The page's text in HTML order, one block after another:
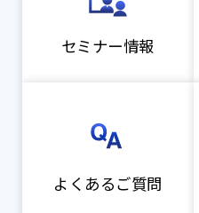
セミナー情報
よくあるご質問